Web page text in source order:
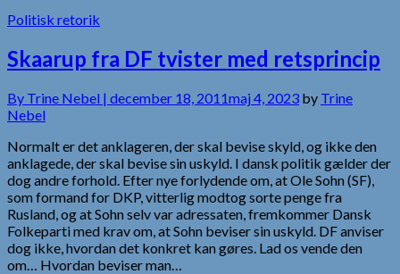
Politisk retorik
Skaarup fra DF tvister med retsprincip
By Trine Nebel | december 18, 2011maj 4, 2023 by Trine
Nebel
Normalt er det anklageren, der skal bevise skyld, og ikke den
anklagede, der skal bevise sin uskyld. I dansk politik gælder der
dog andre forhold. Efter nye forlydende om, at Ole Sohn (SF),
som formand for DKP, vitterlig modtog sorte penge fra
Rusland, og at Sohn selv var adressaten, fremkommer Dansk
Folkeparti med krav om, at Sohn beviser sin uskyld. DF anviser
dog ikke, hvordan det konkret kan gøres. Lad os vende den
om… Hvordan beviser man…